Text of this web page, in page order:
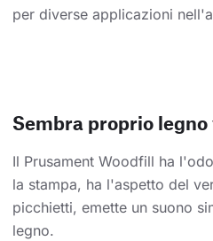
per diverse applicazioni
Sembra proprio legno
Il Prusament Woodfill ha
la stampa, ha l'aspetto del
picchietti, emette un suono
legno.